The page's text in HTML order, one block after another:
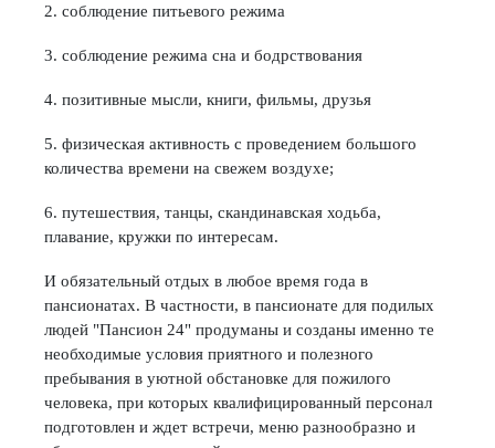
2. соблюдение питьевого режима
3. соблюдение режима сна и бодрствования
4. позитивные мысли, книги, фильмы, друзья
5. физическая активность с проведением большого
количества времени на свежем воздухе;
6. путешествия, танцы, скандинавская ходьба,
плавание, кружки по интересам.
И обязательный отдых в любое время года в
пансионатах. В частности, в пансионате для подилых
людей "Пансион 24" продуманы и созданы именно те
необходимые условия приятного и полезного
пребывания в уютной обстановке для пожилого
человека, при которых квалифицированный персонал
подготовлен и ждет встречи, меню разнообразно и